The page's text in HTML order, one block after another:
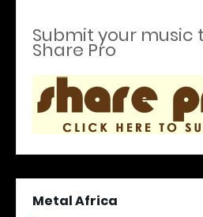
Submit your music
Share Pro
Metal Africa